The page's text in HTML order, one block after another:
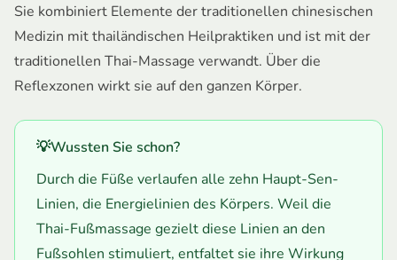
Sie kombiniert Elemente der traditionellen chinesischen
Medizin mit thailändischen Heilpraktiken und ist mit der
traditionellen Thai-Massage verwandt. Über die
Reflexzonen wirkt sie auf den ganzen Körper.
💡Wussten Sie schon?
Durch die Füße verlaufen alle zehn Haupt-Sen-
Linien, die Energielinien des Körpers. Weil die
Thai-Fußmassage gezielt diese Linien an den
Fußsohlen stimuliert, entfaltet sie ihre Wirkung